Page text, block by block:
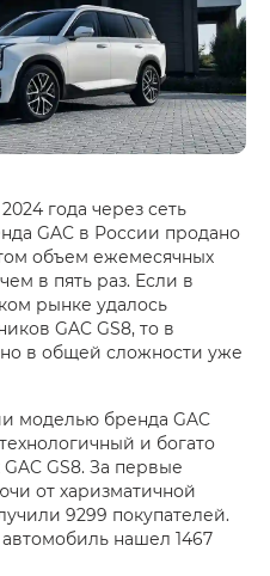
года через сеть
GAC в России продано
объем ежемесячных
в пять раз. Если в
рынке удалось
GAC GS8, то в
в общей сложности уже
моделью бренда GAC
и богато
GS8. За первые
от харизматичной
9299 покупателей.
нашел 1467